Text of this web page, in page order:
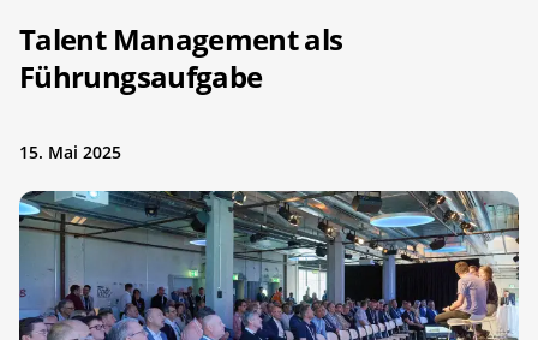
Talent Management als
Führungsaufgabe
15. Mai 2025